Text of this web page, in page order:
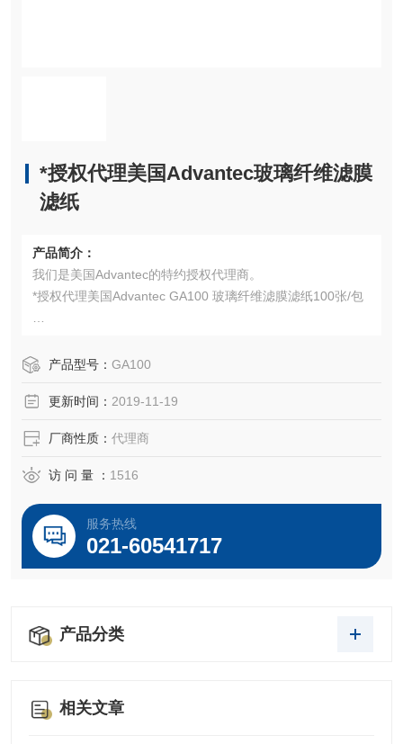
*授权代理美国Advantec玻璃纤维滤膜
滤纸
产品简介：
我们是美国Advantec的特约授权代理商。
*授权代理美国Advantec GA100 玻璃纤维滤膜滤纸100张/包
产品型号： GA100
更新时间： 2019-11-19
厂商性质： 代理商
访 问 量 ： 1516
服务热线
021-60541717
产品分类
相关文章